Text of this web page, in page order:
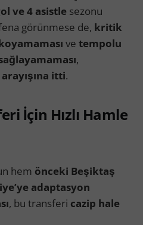
ve 4 asistle sezonu
görünmese de, kritik
ve tempolu
,
itti.
İçin Hızlı Hamle
hem önceki Beşiktaş
adaptasyon
, bu transferi cazip hale